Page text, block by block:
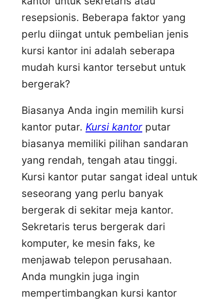
resepsionis. Beberapa faktor yang
perlu diingat untuk pembelian jenis
kursi kantor ini adalah seberapa
mudah kursi kantor tersebut untuk
bergerak?
Biasanya Anda ingin memilih kursi
kantor putar. Kursi kantor putar
biasanya memiliki pilihan sandaran
yang rendah, tengah atau tinggi.
Kursi kantor putar sangat ideal untuk
seseorang yang perlu banyak
bergerak di sekitar meja kantor.
Sekretaris terus bergerak dari
komputer, ke mesin faks, ke
menjawab telepon perusahaan.
Anda mungkin juga ingin
mempertimbangkan kursi kantor